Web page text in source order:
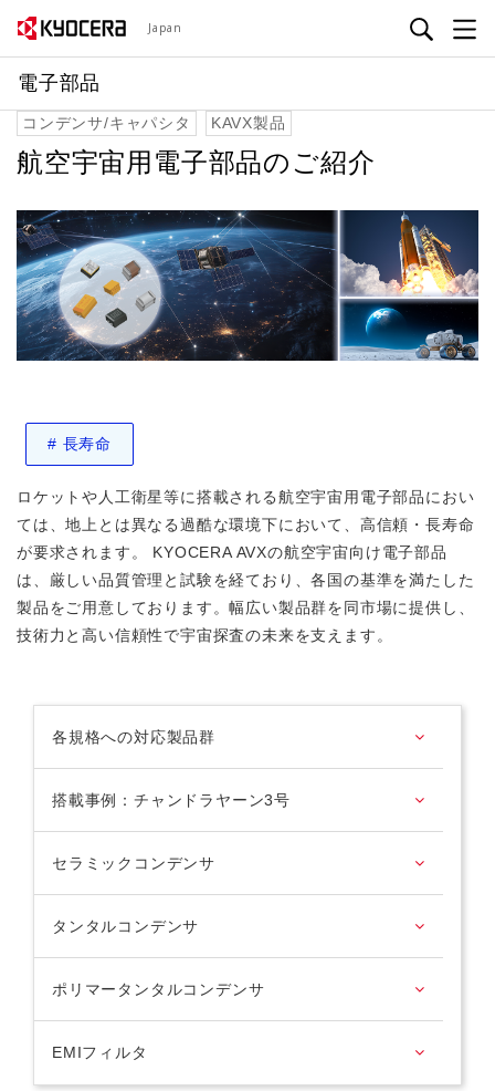
Japan
電子部品
コンデンサ/キャパシタ KAVX製品
航空宇宙用電子部品のご紹介
# 長寿命
ロケットや人工衛星等に搭載される航空宇宙用電子部品におい
ては、地上とは異なる過酷な環境下において、高信頼・長寿命
が要求されます。 KYOCERA AVXの航空宇宙向け電子部品
は、厳しい品質管理と試験を経ており、各国の基準を満たした
製品をご用意しております。幅広い製品群を同市場に提供し、
技術力と高い信頼性で宇宙探査の未来を支えます。
各規格への対応製品群
搭載事例：チャンドラヤーン3号
セラミックコンデンサ
タンタルコンデンサ
ポリマータンタルコンデンサ
EMIフィルタ